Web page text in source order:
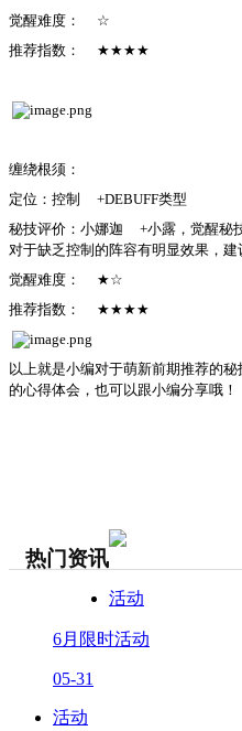
觉醒难度：
☆
推荐指数：
★★★★
缠绕根须：
定位：控制
+DEBUFF类型
秘技评价：小娜迦
+小露，觉醒秘
对于缺乏控制的阵容有明显效果，
觉醒难度：
★☆
推荐指数：
★★★★
以上就是小编对于萌新前期推荐的
的心得体会，也可以跟小编分享哦！
热门资讯
活动
6月限时活动
05-31
活动